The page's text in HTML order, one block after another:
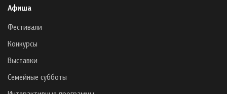
Афиша
Фестивали
Конкурсы
Выставки
Семейные субботы